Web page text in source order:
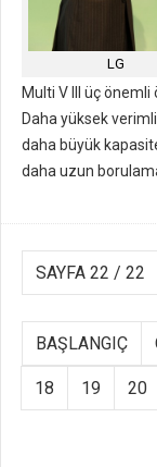
LG
Multi V III üç önemli
Daha yüksek
daha büyük
daha uzun
SAYFA 22 / 22
BAŞLANGIÇ
18 19 20